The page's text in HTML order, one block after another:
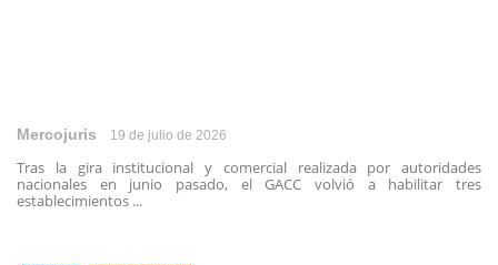
Mercojuris 19 de julio de 2026
Tras la gira institucional y comercial realizada por autoridades
nacionales en junio pasado, el GACC volvió a habilitar tres
establecimientos ...